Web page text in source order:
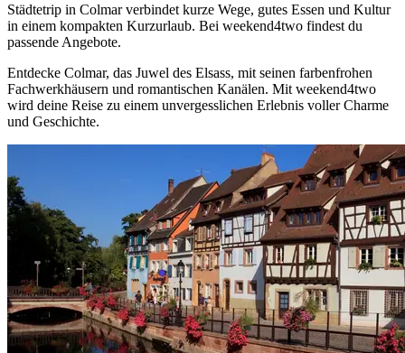
Städtetrip in Colmar verbindet kurze Wege, gutes Essen und Kultur
in einem kompakten Kurzurlaub. Bei weekend4two findest du
passende Angebote.
Entdecke Colmar, das Juwel des Elsass, mit seinen farbenfrohen
Fachwerkhäusern und romantischen Kanälen. Mit weekend4two
wird deine Reise zu einem unvergesslichen Erlebnis voller Charme
und Geschichte.